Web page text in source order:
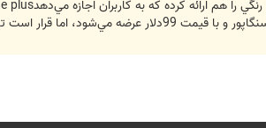
جولاي به بازار جهاني هم صادر شود.